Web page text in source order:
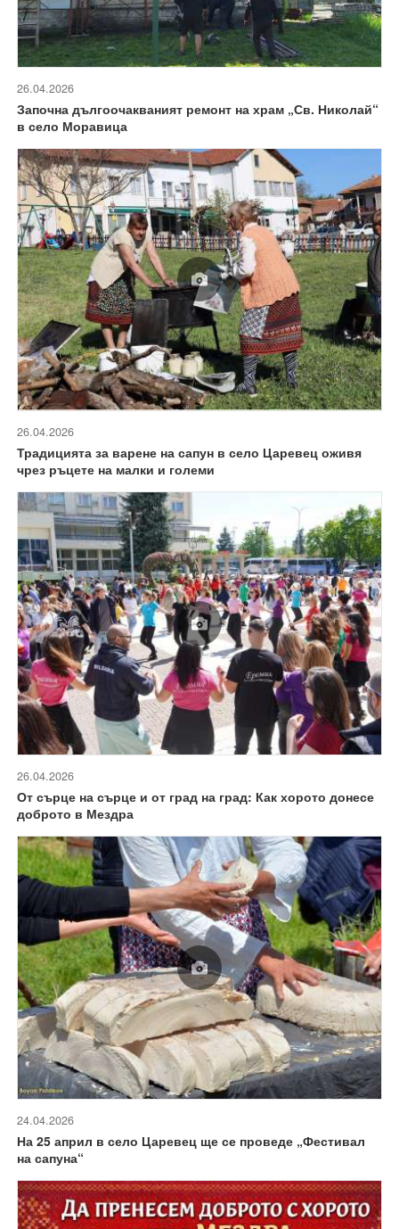
26.04.2026
Започна дългоочакваният ремонт на храм „Св. Николай“
в село Моравица
26.04.2026
Традицията за варене на сапун в село Царевец оживя
чрез ръцете на малки и големи
26.04.2026
От сърце на сърце и от град на град: Как хорото донесе
доброто в Мездра
24.04.2026
На 25 април в село Царевец ще се проведе „Фестивал
на сапуна“